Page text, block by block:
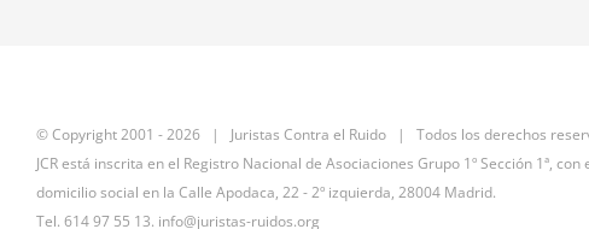
© Copyright 2001 -2026 | Juristas Contra el Ruido | Todos los derechos
JCR está inscrita en el Registro Nacional de Asociaciones Grupo 1º Sección 1ª,
domicilio social en la Calle Apodaca, 22 - 2º izquierda, 28004 Madrid.
Tel. 614 97 55 13. info@juristas-ruidos.org